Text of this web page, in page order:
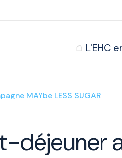
L'EHC
MAYbe LESS SUGAR
déjeuner